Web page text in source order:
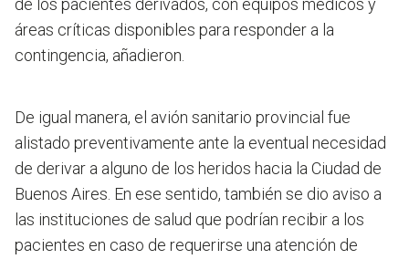
de los pacientes derivados, con equipos médicos y
áreas críticas disponibles para responder a la
contingencia, añadieron.
De igual manera, el avión sanitario provincial fue
alistado preventivamente ante la eventual necesidad
de derivar a alguno de los heridos hacia la Ciudad de
Buenos Aires. En ese sentido, también se dio aviso a
las instituciones de salud que podrían recibir a los
pacientes en caso de requerirse una atención de